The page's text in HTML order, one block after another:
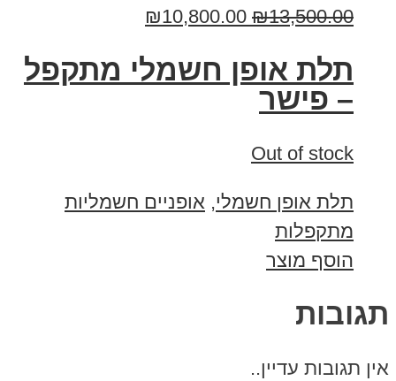
₪13,500.00
₪10,800.00
תלת אופן חשמלי מתקפל
– פישר
Out of stock
תלת אופן חשמלי, אופניים חשמליות
מתקפלות
הוסף מוצר
תגובות
אין תגובות עדיין..